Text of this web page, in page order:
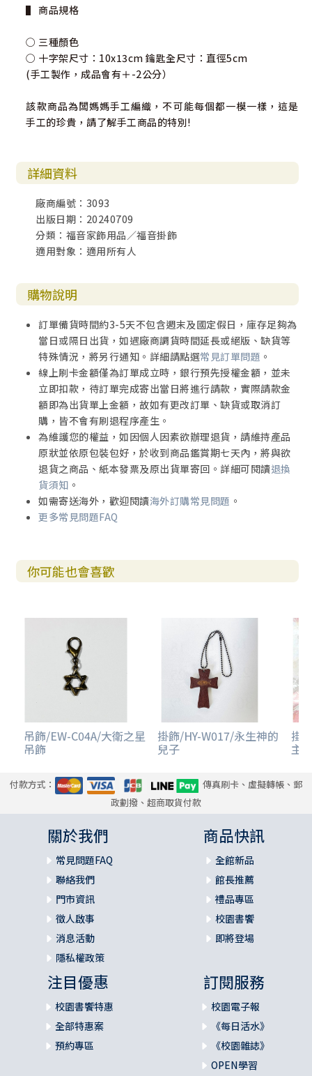
▌ 商品規格
○ 三種顏色
○ 十字架尺寸：10x13cm 鑰匙全尺寸：直徑5cm
(手工製作，成品會有＋-2公分）
該款商品為闆媽媽手工編織，不可能每個都一模一樣，這是
手工的珍貴，請了解手工商品的特別!
詳細資料
廠商編號：3093
出版日期：20240709
分類：福音家飾用品／福音掛飾
適用對象：適用所有人
購物說明
訂單備貨時間約3-5天不包含週末及國定假日，庫存足夠為
當日或隔日出貨，如遇廠商調貨時間延長或絕版、缺貨等
特殊情況，將另行通知。詳細請點選常見訂單問題 。
線上刷卡金額僅為訂單成立時，銀行預先授權金額，並未
立即扣款，待訂單完成寄出當日將進行請款，實際請款金
額即為出貨單上金額，故如有更改訂單、缺貨或取消訂
購，皆不會有刷退程序產生。
為維護您的權益，如因個人因素欲辦理退貨，請維持產品
原狀並依原包裝包好，於收到商品鑑賞期七天內，將與欲
退貨之商品、紙本發票及原出貨單寄回。詳細可閱讀退換
貨須知 。
如需寄送海外，歡迎閱讀海外訂購常見問題 。
更多常見問題FAQ
你可能也會喜歡
吊飾/EW-C04A/大衛之星
吊飾
掛飾/HY-W017/永生神的
兒子
掛
主
付款方式：
傳真刷卡、虛擬轉帳、郵
政劃撥、超商取貨付款
關於我們
常見問題FAQ
聯絡我們
門市資訊
徵人啟事
消息活動
隱私權政策
商品快訊
全館新品
館長推薦
禮品專區
校園書饗
即將登場
注目優惠
校園書饗特惠
全部特惠案
預約專區
訂閱服務
校園電子報
《每日活水》
《校園雜誌》
OPEN學習